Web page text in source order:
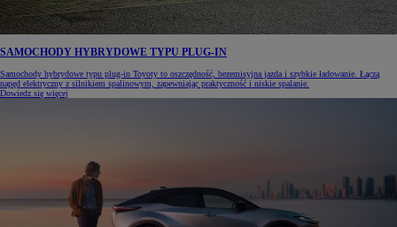
SAMOCHODY HYBRYDOWE TYPU PLUG-IN
Samochody hybrydowe typu plug-in Toyoty to oszczędność, bezemisyjna jazda i szybkie ładowanie. Łączą
napęd elektryczny z silnikiem spalinowym, zapewniając praktyczność i niskie spalanie.
Dowiedz się więcej